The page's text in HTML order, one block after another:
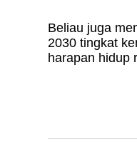
Beliau juga
2030 tingkat
harapan hidup